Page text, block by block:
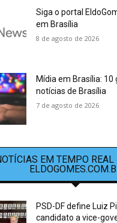
Siga o portal
em Brasília
8 de agosto de 2026
Mídia em Brasília:
notícias de Brasília
7 de agosto de 2026
EM TEMPO REAL
PSD-DF define Luiz
candidato a vice-